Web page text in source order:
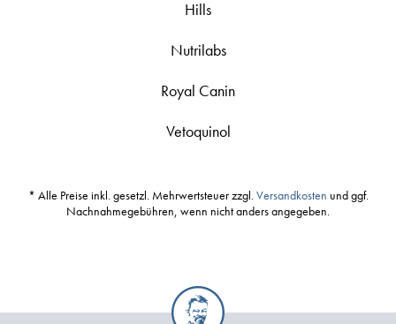
Hills
Nutrilabs
Royal Canin
Vetoquinol
* Alle Preise inkl. gesetzl. Mehrwertsteuer zzgl.Versandkosten und ggf.
Nachnahmegebühren, wenn nicht anders angegeben.